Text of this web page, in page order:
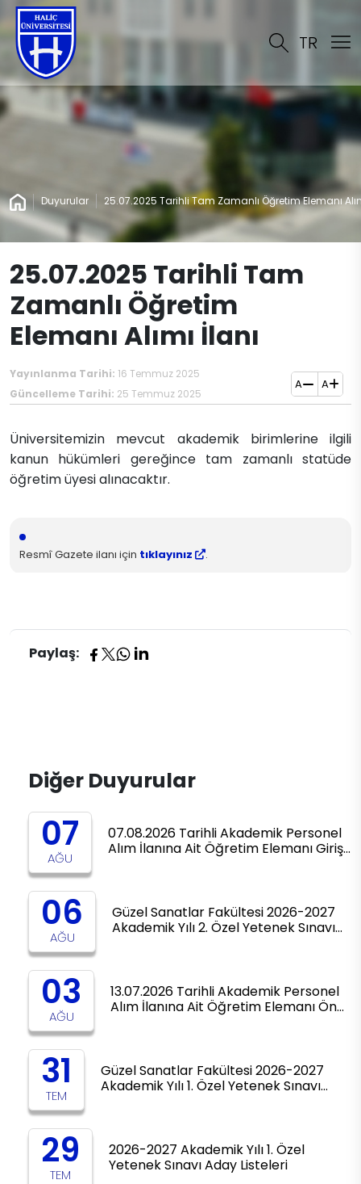
TR
Duyurular 25.07.2025 Tarihli Tam Zamanlı Öğretim Elemanı
25.07.2025 Tarihli Tam
Zamanlı Öğretim
Elemanı Alımı İlanı
Yayınlanma Tarihi: 16 Temmuz 2025
Güncelleme Tarihi: 25 Temmuz 2025
A A
Üniversitemizin mevcut akademik birimlerine ilgili
kanun hükümleri gereğince tam zamanlı statüde
öğretim üyesi alınacaktır.
Resmî Gazete ilanı için tıklayınız .
Paylaş:
Diğer Duyurular
07
AĞU
07.08.2026 Tarihli Akademik Personel
Alım İlanına Ait Öğretim Elemanı Giriş…
06
AĞU
Güzel Sanatlar Fakültesi 2026-2027
Akademik Yılı 2. Özel Yetenek Sınavı…
03
AĞU
13.07.2026 Tarihli Akademik Personel
Alım İlanına Ait Öğretim Elemanı Ön…
31
TEM
Güzel Sanatlar Fakültesi 2026-2027
Akademik Yılı 1. Özel Yetenek Sınavı…
29
TEM
2026-2027 Akademik Yılı 1. Özel
Yetenek Sınavı Aday Listeleri